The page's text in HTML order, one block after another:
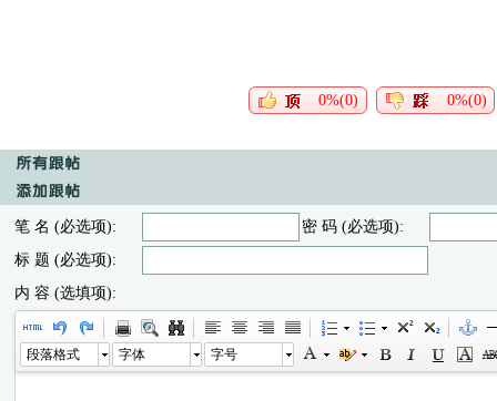
0%(0) 0%(0)
笔 名 (必选项):
密 码 (必选项):
标 题 (必选项):
内 容 (选填项):
段落格式 字体 字号